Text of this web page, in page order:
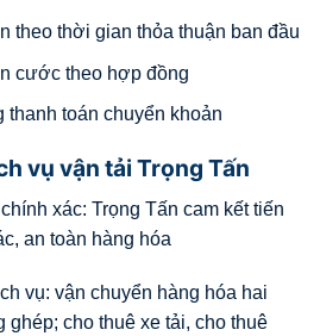
theo thời gian thỏa thuận ban đầu
cước theo hợp đồng
thanh toán chuyển khoản
vụ vận tải Trọng Tấn
xác: Trọng Tấn cam kết tiến
an toàn hàng hóa
vụ: vận chuyển hàng hóa hai
ghép; cho thuê xe tải, cho thuê